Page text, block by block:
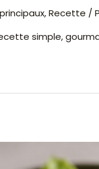
,Recette /
simple,